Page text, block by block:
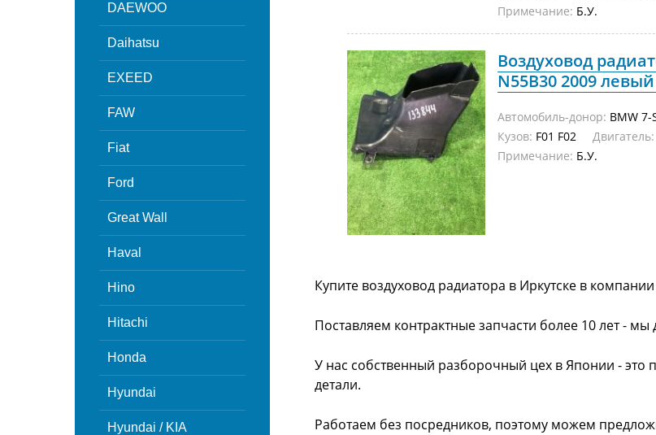
DAEWOO
Daihatsu
EXEED
FAW
Fiat
Ford
Great Wall
Haval
Hino
Hitachi
Honda
Hyundai
Hyundai / KIA
Примечание: Б.У.
Воздуховод
N55B30 2009
Автомобиль-донор: BMW 7-
Кузов: F01 F02 Двигатель:
Примечание: Б.У.
Купите воздуховод радиатора в Иркутске в
Поставляем контрактные запчасти более 10 лет -
У нас собственный разборочный цех в Японии - это
детали.
Работаем без посредников, поэтому можем